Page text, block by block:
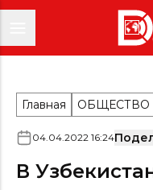
Главная ОБЩЕСТВО
04.04.2022 16:24
В